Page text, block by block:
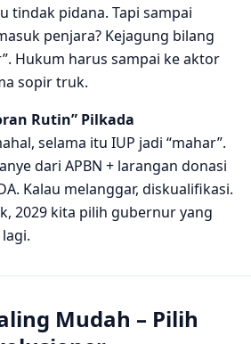
tindak pidana. Tapi sampai
penjara? Kejagung bilang
Hukum harus sampai ke aktor
sopir truk.
Rutin” Pilkada
selama itu IUP jadi “mahar”.
dari APBN + larangan donasi
Kalau melanggar, diskualifikasi.
2029 kita pilih gubernur yang
Mudah – Pilih